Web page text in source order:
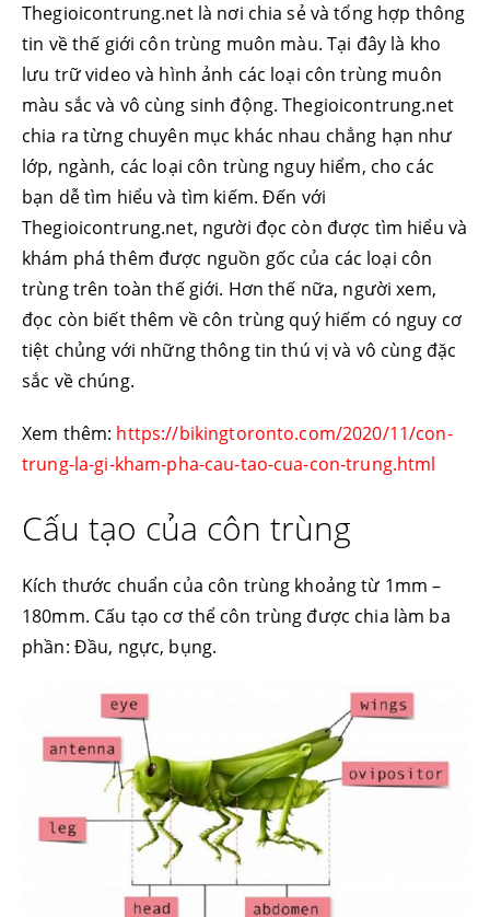
Thegioicontrung.net là nơi chia sẻ và tổng hợp thông
tin về thế giới côn trùng muôn màu. Tại đây là kho
lưu trữ video và hình ảnh các loại côn trùng muôn
màu sắc và vô cùng sinh động. Thegioicontrung.net
chia ra từng chuyên mục khác nhau chẳng hạn như
lớp, ngành, các loại côn trùng nguy hiểm, cho các
bạn dễ tìm hiểu và tìm kiếm. Đến với
Thegioicontrung.net, người đọc còn được tìm hiểu và
khám phá thêm được nguồn gốc của các loại côn
trùng trên toàn thế giới. Hơn thế nữa, người xem,
đọc còn biết thêm về côn trùng quý hiếm có nguy cơ
tiệt chủng với những thông tin thú vị và vô cùng đặc
sắc về chúng.
Xem thêm: https://bikingtoronto.com/2020/11/con-
trung-la-gi-kham-pha-cau-tao-cua-con-trung.html
Cấu tạo của côn trùng
Kích thước chuẩn của côn trùng khoảng từ 1mm –
180mm. Cấu tạo cơ thể côn trùng được chia làm ba
phần: Đầu, ngực, bụng.